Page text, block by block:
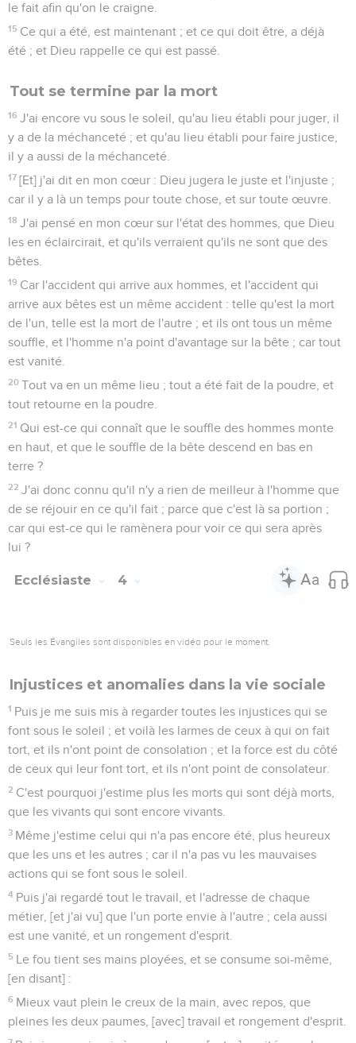
le fait afin qu'on le craigne.
15 Ce qui a été, est maintenant ; et ce qui doit être, a déjà
été ; et Dieu rappelle ce qui est passé.
Tout se termine par la mort
16 J'ai encore vu sous le soleil, qu'au lieu établi pour juger, il
y a de la méchanceté ; et qu'au lieu établi pour faire justice,
il y a aussi de la méchanceté.
17 [Et] j'ai dit en mon cœur : Dieu jugera le juste et l'injuste ;
car il y a là un temps pour toute chose, et sur toute œuvre.
18 J'ai pensé en mon cœur sur l'état des hommes, que Dieu
les en éclaircirait, et qu'ils verraient qu'ils ne sont que des
bêtes.
19 Car l'accident qui arrive aux hommes, et l'accident qui
arrive aux bêtes est un même accident : telle qu'est la mort
de l'un, telle est la mort de l'autre ; et ils ont tous un même
souffle, et l'homme n'a point d'avantage sur la bête ; car tout
est vanité.
20 Tout va en un même lieu ; tout a été fait de la poudre, et
tout retourne en la poudre.
21 Qui est-ce qui connaît que le souffle des hommes monte
en haut, et que le souffle de la bête descend en bas en
terre ?
22 J'ai donc connu qu'il n'y a rien de meilleur à l'homme que
de se réjouir en ce qu'il fait ; parce que c'est là sa portion ;
car qui est-ce qui le ramènera pour voir ce qui sera après
lui ?
Ecclésiaste 4
Seuls les Évangiles sont disponibles en vidéo pour le moment.
Injustices et anomalies dans la vie sociale
1 Puis je me suis mis à regarder toutes les injustices qui se
font sous le soleil ; et voilà les larmes de ceux à qui on fait
tort, et ils n'ont point de consolation ; et la force est du côté
de ceux qui leur font tort, et ils n'ont point de consolateur.
2 C'est pourquoi j'estime plus les morts qui sont déjà morts,
que les vivants qui sont encore vivants.
3 Même j'estime celui qui n'a pas encore été, plus heureux
que les uns et les autres ; car il n'a pas vu les mauvaises
actions qui se font sous le soleil.
4 Puis j'ai regardé tout le travail, et l'adresse de chaque
métier, [et j'ai vu] que l'un porte envie à l'autre ; cela aussi
est une vanité, et un rongement d'esprit.
5 Le fou tient ses mains ployées, et se consume soi-même,
[en disant] :
6 Mieux vaut plein le creux de la main, avec repos, que
pleines les deux paumes, [avec] travail et rongement d'esprit.